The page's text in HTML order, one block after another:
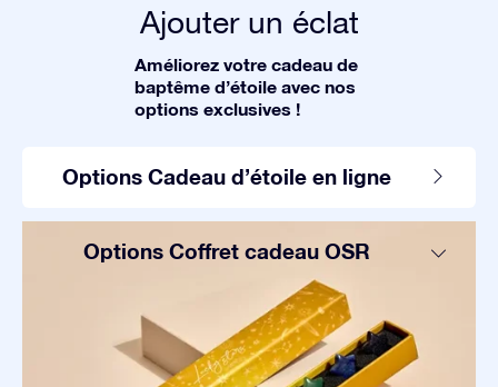
Ajouter un éclat
Améliorez votre cadeau de
baptême d’étoile avec nos
options exclusives !
Options Cadeau d’étoile en ligne
Options Coffret cadeau OSR